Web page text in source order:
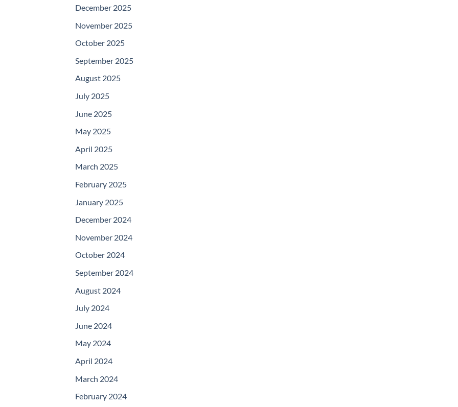
December 2025
November 2025
October 2025
September 2025
August 2025
July 2025
June 2025
May 2025
April 2025
March 2025
February 2025
January 2025
December 2024
November 2024
October 2024
September 2024
August 2024
July 2024
June 2024
May 2024
April 2024
March 2024
February 2024